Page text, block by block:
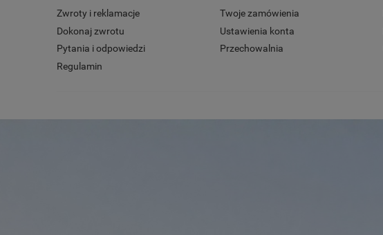
Zwroty i reklamacje
Dokonaj zwrotu
Pytania i odpowiedzi
Regulamin
Twoje zamówienia
Ustawienia konta
Przechowalnia